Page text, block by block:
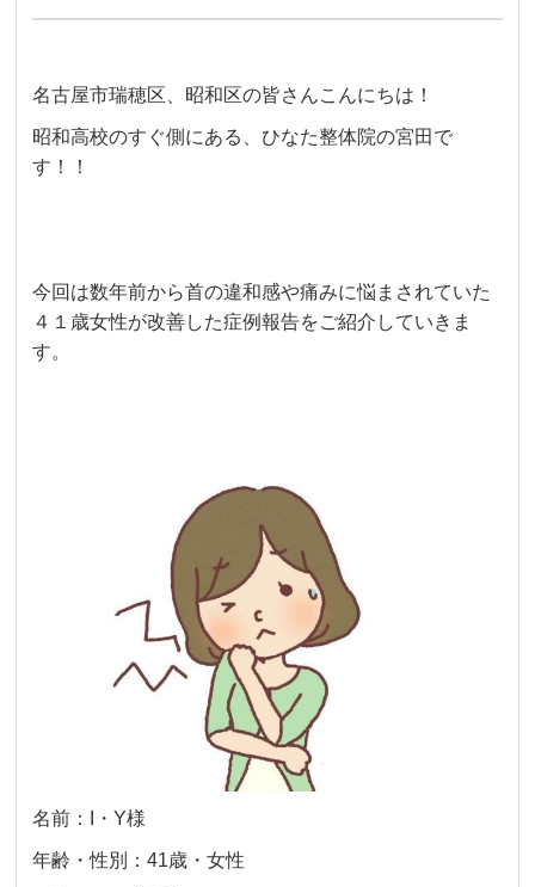
名古屋市瑞穂区、昭和区の皆さんこんにちは！
昭和高校のすぐ側にある、ひなた整体院の宮田で
す！！
今回は数年前から首の違和感や痛みに悩まされていた
４１歳女性が改善した症例報告をご紹介していきま
す。
名前：I・Y様
年齢・性別：41歳・女性